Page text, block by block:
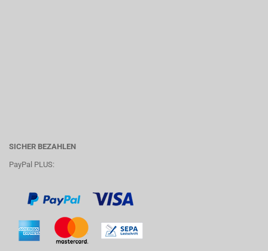
SICHER BEZAHLEN
PayPal PLUS: